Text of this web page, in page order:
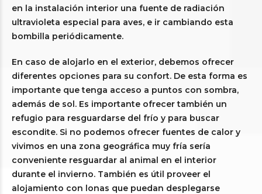
en la instalación interior una fuente de radiación
ultravioleta especial para aves, e ir cambiando esta
bombilla periódicamente.
En caso de alojarlo en el exterior, debemos ofrecer
diferentes opciones para su confort. De esta forma es
importante que tenga acceso a puntos con sombra,
además de sol. Es importante ofrecer también un
refugio para resguardarse del frío y para buscar
escondite. Si no podemos ofrecer fuentes de calor y
vivimos en una zona geográfica muy fría sería
conveniente resguardar al animal en el interior
durante el invierno. También es útil proveer el
alojamiento con lonas que puedan desplegarse